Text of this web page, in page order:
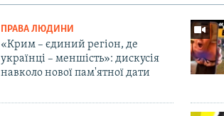
ПРАВА ЛЮДИНИ
«Крим – єдиний регіон, де
українці – меншість»: дискусія
навколо нової пам'ятної дати